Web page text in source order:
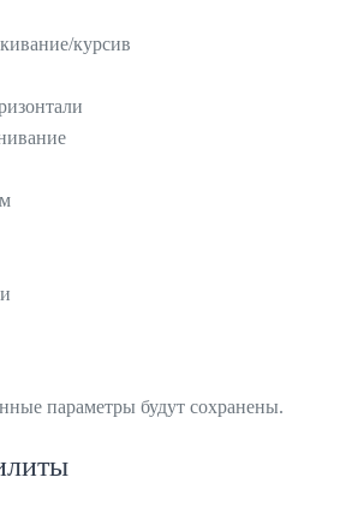
курсив
параметры будут сохранены.